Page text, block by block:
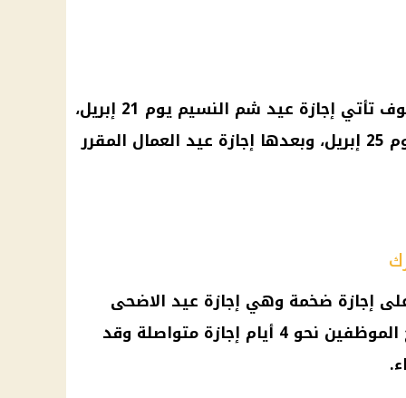
وبعد انتهاء إجازة عيد الفطر، سوف تأتي إجازة عيد شم النسيم يوم 21 إبريل،
وبعدها إجازة عيد تحرير سيناء يوم 25 إبريل، وبعدها إجازة عيد العمال المقرر
إجازة ضخمة وهي إجازة عيد الاضحى
المبارك وتعتاد الحكومة بأن تمنح الموظفين نحو 4 أيام إجازة متواصلة وقد